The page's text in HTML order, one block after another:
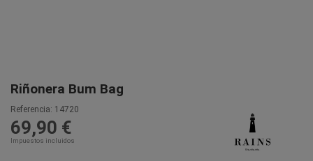
Riñonera Bum Bag
Referencia: 14720
69,90 €
Impuestos incluidos